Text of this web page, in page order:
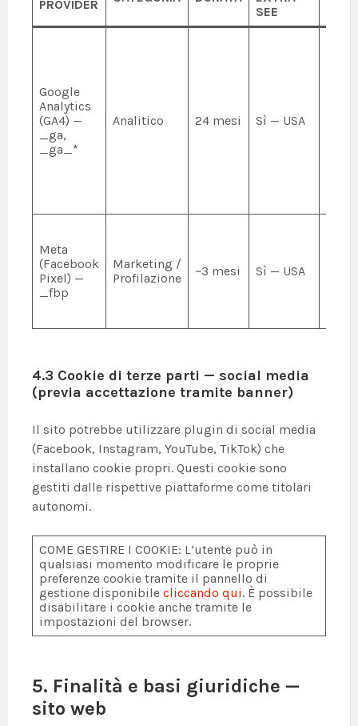
PROVIDER
SEE
Google
Analytics
(GA4) —
_ga,
_ga_*
Analitico 24 mesi Sì — USA
Meta
(Facebook
Pixel) —
_fbp
Marketing /
Profilazione
~3 mesi Sì — USA
4.3 Cookie di terze parti — social media
(previa accettazione tramite banner)
Il sito potrebbe utilizzare plugin di social media
(Facebook, Instagram, YouTube, TikTok) che
installano cookie propri. Questi cookie sono
gestiti dalle rispettive piattaforme come titolari
autonomi.
COME GESTIRE I COOKIE: L’utente può in
qualsiasi momento modificare le proprie
preferenze cookie tramite il pannello di
gestione disponibile cliccando qui. È possibile
disabilitare i cookie anche tramite le
impostazioni del browser.
5. Finalità e basi giuridiche —
sito web